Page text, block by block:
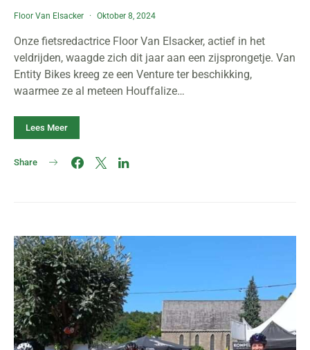
Floor Van Elsacker Oktober 8, 2024
Onze fietsredactrice Floor Van Elsacker, actief in het
veldrijden, waagde zich dit jaar aan een zijsprongetje. Van
Entity Bikes kreeg ze een Venture ter beschikking,
waarmee ze al meteen Houffalize…
Lees Meer
Share